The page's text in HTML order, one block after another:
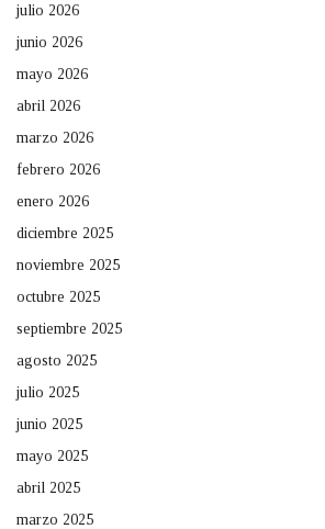
julio 2026
junio 2026
mayo 2026
abril 2026
marzo 2026
febrero 2026
enero 2026
diciembre 2025
noviembre 2025
octubre 2025
septiembre 2025
agosto 2025
julio 2025
junio 2025
mayo 2025
abril 2025
marzo 2025